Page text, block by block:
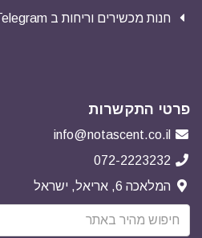
חנות מכשירים וריחות ב Telegram
פרטי התקשרות
info@notascent.co.il
072-2223232
המלאכה 6, אריאל, ישראל